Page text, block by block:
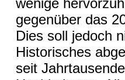
gegenüber das
Dies soll jedoch
Historisches
seit